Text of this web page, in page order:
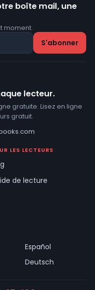
boîte mail, une
moment.
lecteur.
gratuite. Lisez en ligne
gratuit.
LES LECTEURS
de lecture
Español
Deutsch